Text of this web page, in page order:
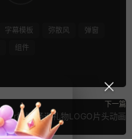
字幕模板 弥散风
弹窗
组件
下一篇
Pr模板 圣诞礼物LOGO片头动画